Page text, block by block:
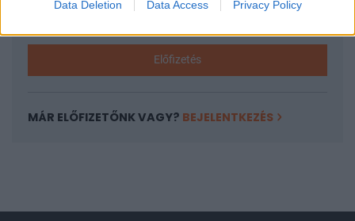
Data Deletion Data Access Privacy Policy
Előfizetés
MÁR ELŐFIZETŐNK VAGY? BEJELENTKEZÉS